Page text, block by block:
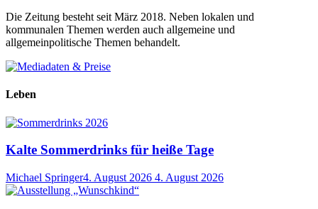
Die Zeitung besteht seit März 2018. Neben lokalen und
kommunalen Themen werden auch allgemeine und
allgemeinpolitische Themen behandelt.
Leben
Kalte Sommerdrinks für heiße Tage
Michael Springer4. August 2026 4. August 2026